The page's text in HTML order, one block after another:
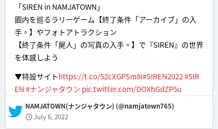
「SIREN in NAMJATOWN」
園内を巡るラリーゲーム【終了条件「アーカイブ」の入
手。】やフォトアトラクション
【終了条件「屍人」の写真の入手。】で『SIREN』の世界
を体感しよう
▼特設サイトhttps://t.co/52cXGPSm8I#SIREN2022#SIR
EN#ナンジャタウン pic.twitter.com/DOXhGdZP5u
— NAMJATOWN(ナンジャタウン) (@namjatown765)
July 6, 2022